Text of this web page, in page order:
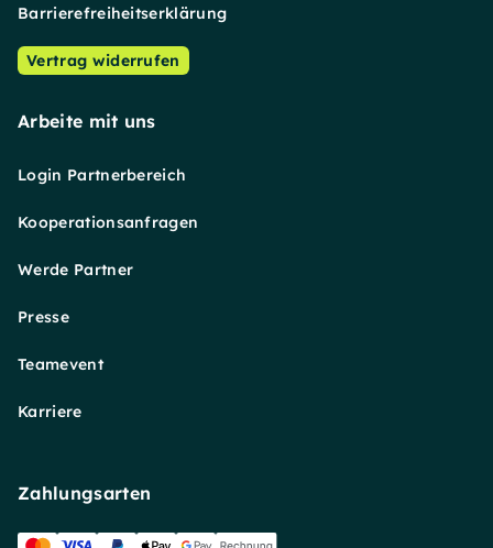
Barrierefreiheitserklärung
Vertrag widerrufen
Arbeite mit uns
Login Partnerbereich
Kooperationsanfragen
Werde Partner
Presse
Teamevent
Karriere
Zahlungsarten